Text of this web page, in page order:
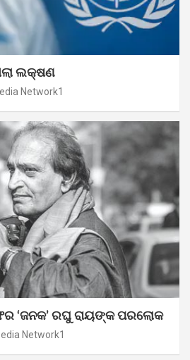
ଲକ୍ଷଣ
Network1
‘ଜନକ’ ରଘୁ ରାୟଙ୍କ ପରଲୋକ
Network1